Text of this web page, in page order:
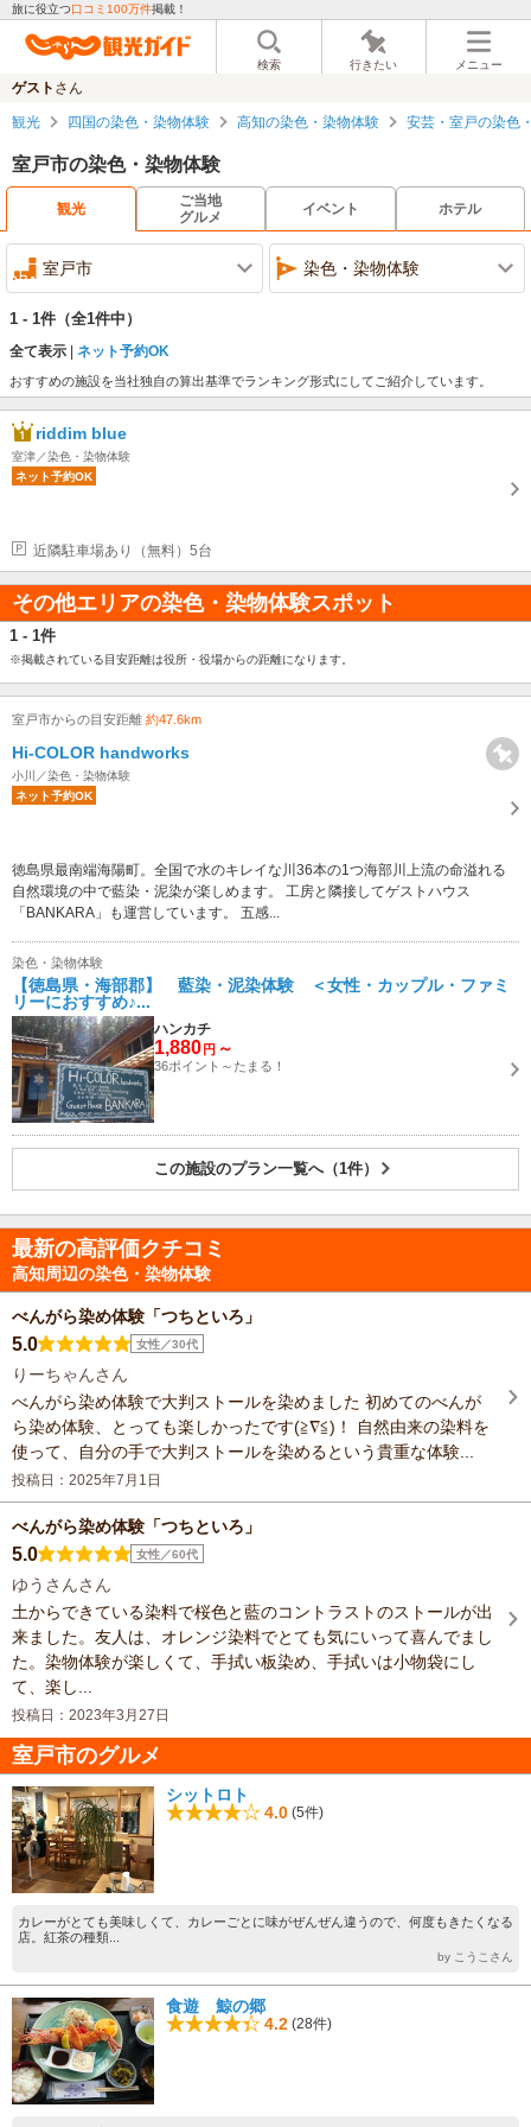
旅に役立つ口コミ100万件掲載！
検索 行きたい メニュー
ゲスト さん
観光 四国の染色・染物体験 高知の染色・染物体験 安芸・室戸の染色
室戸市の染色・染物体験
観光
ご当地
グルメ
イベント ホテル
室戸市 染色・染物体験
1 - 1件 （全1件中）
全て表示 ネット予約OK
おすすめの施設を当社独自の算出基準でランキング形式にしてご紹介しています。
riddim blue
室津／染色・染物体験
ネット予約OK
近隣駐車場あり（無料）5台
その他エリアの染色・染物体験スポット
1 - 1件
※掲載されている目安距離は役所・役場からの距離になります。
室戸市からの目安距離 約47.6km
Hi-COLOR handworks
小川／染色・染物体験
ネット予約OK
徳島県最南端海陽町。全国で水のキレイな川36本の1つ海部川上流の命溢れる
自然環境の中で藍染・泥染が楽しめます。 工房と隣接してゲストハウス
「BANKARA」も運営しています。 五感...
染色・染物体験
【徳島県・海部郡】 藍染・泥染体験 ＜女性・カップル・ファミ
リーにおすすめ♪...
ハンカチ
1,880 円 ～
36ポイント～たまる！
この施設のプラン一覧へ（1件）
最新の高評価クチコミ
高知周辺の染色・染物体験
べんがら染め体験「つちといろ」
5.0 女性／30代
りーちゃんさん
べんがら染め体験で大判ストールを染めました 初めてのべんが
ら染め体験、とっても楽しかったです(≧∇≦)！ 自然由来の染料を
使って、自分の手で大判ストールを染めるという貴重な体験...
投稿日：2025年7月1日
べんがら染め体験「つちといろ」
5.0 女性／60代
ゆうさんさん
土からできている染料で桜色と藍のコントラストのストールが出
来ました。友人は、オレンジ染料でとても気にいって喜んでまし
た。染物体験が楽しくて、手拭い板染め、手拭いは小物袋にし
て、楽し...
投稿日：2023年3月27日
室戸市のグルメ
シットロト
4.0 (5件)
カレーがとても美味しくて、カレーごとに味がぜんぜん違うので、何度もきたくなる
店。紅茶の種類...
by こうこさん
食遊 鯨の郷
4.2 (28件)